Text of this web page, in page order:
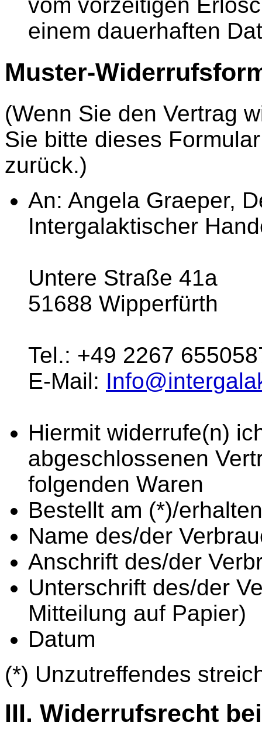
vom vorzeitigen
einem dauerhaften
Muster-
(Wenn Sie den Vertrag
Sie bitte dieses
zurück.)
An: Angela Graeper,
Intergalaktischer
Untere Straße 41a
51688 Wipperfürth
Tel.: +49 2267
E-Mail:
Hiermit widerrufe(n)
abgeschlossenen
folgenden Waren
Bestellt am (*)/
Name des/der
Anschrift des/der
Unterschrift des/der
Mitteilung auf Papier)
Datum
(*) Unzutreffendes
III. Widerrufsrecht